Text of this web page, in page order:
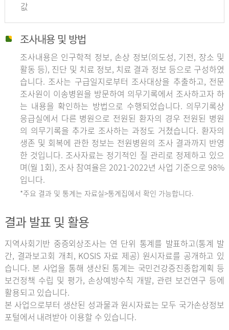
값
조사내용 및 방법
조사내용은 인구학적 정보, 손상 정보(의도성, 기전, 장소 및
활동 등), 진단 및 치료 정보, 치료 결과 정보 등으로 구성하였
습니다. 조사는 구급일지로부터 조사대상을 추출하고, 전문
조사원이 이송병원을 방문하여 의무기록에서 조사하고자 하
는 내용을 확인하는 방법으로 수행되었습니다. 의무기록상
응급실에서 다른 병원으로 전원된 환자의 경우 전원된 병원
의 의무기록을 추가로 조사하는 과정도 거쳤습니다. 환자의
생존 및 회복에 관한 정보는 전원병원의 조사 결과까지 반영
한 것입니다. 조사자료는 정기적인 질 관리로 정제하고 있으
며(월 1회), 조사 참여율은 2021-2022년 사업 기준으로 98%
입니다.
*주요 결과 및 통계는 자료실>통계집에서 확인 가능합니다.
결과 발표 및 활용
지역사회기반 중증외상조사는 연 단위 통계를 발표하고(통계 발
간, 결과보고회 개최, KOSIS 자료 제공) 원시자료를 공개하고 있
습니다. 본 사업을 통해 생산된 통계는 국민건강증진종합계획 등
보건정책 수립 및 평가, 손상예방수칙 개발, 관련 보건연구 등에
활용되고 있습니다.
본 사업으로부터 생산된 성과물과 원시자료는 모두 국가손상정보
포털에서 내려받아 이용할 수 있습니다.